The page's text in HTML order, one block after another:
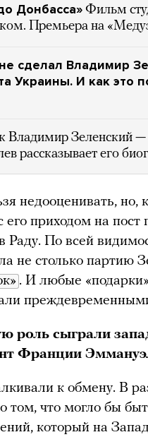
Донбасса» Фильм
Премьера на
сделал Владимир
Украины. И как это
Владимир Зеленский —
рассказывает его
недооценивать, но,
его приходом на
Раду. По всей
не столько партию
. И любые
роль сыграли
Франции
к обмену. В
том, что могло бы
который на